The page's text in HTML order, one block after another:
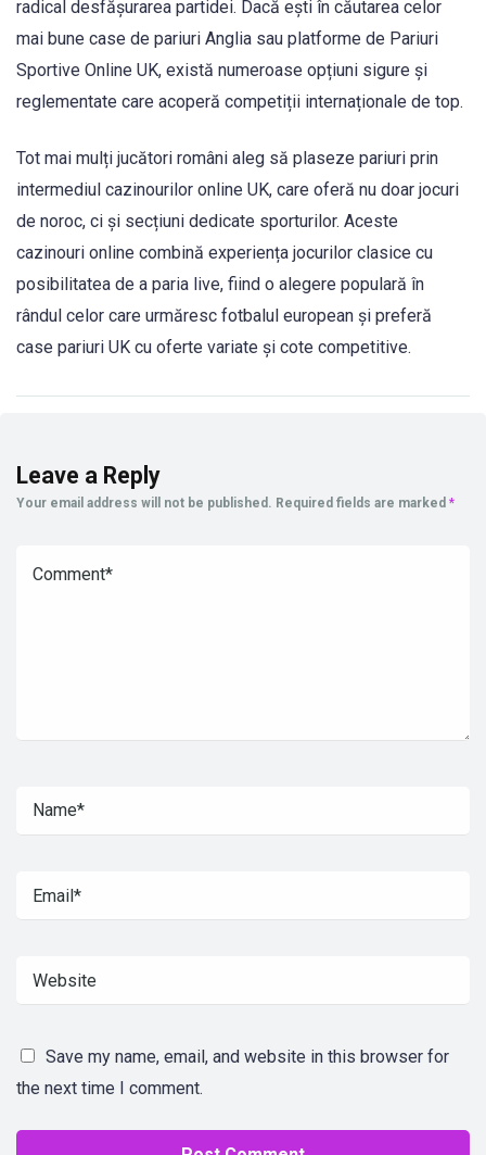
radical desfășurarea partidei. Dacă ești în căutarea celor
mai bune case de pariuri Anglia sau platforme de Pariuri
Sportive Online UK, există numeroase opțiuni sigure și
reglementate care acoperă competiții internaționale de top.
Tot mai mulți jucători români aleg să plaseze pariuri prin
intermediul cazinourilor online UK, care oferă nu doar jocuri
de noroc, ci și secțiuni dedicate sporturilor. Aceste
cazinouri online combină experiența jocurilor clasice cu
posibilitatea de a paria live, fiind o alegere populară în
rândul celor care urmăresc fotbalul european și preferă
case pariuri UK cu oferte variate și cote competitive.
Leave a Reply
Your email address will not be published. Required fields are marked *
Save my name, email, and website in this browser for
the next time I comment.